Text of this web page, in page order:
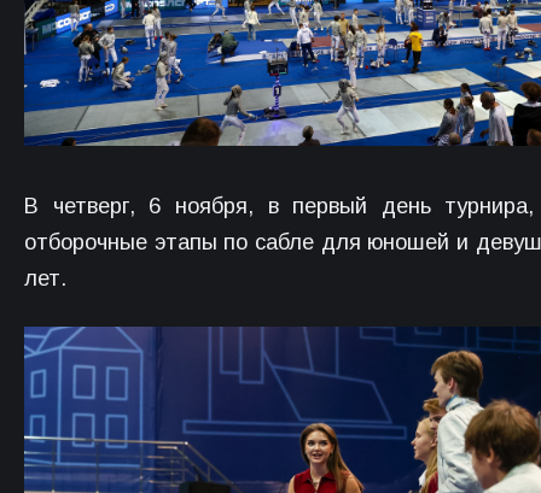
В четверг, 6 ноября, в первый день
отборочные этапы по сабле для юношей и
лет.